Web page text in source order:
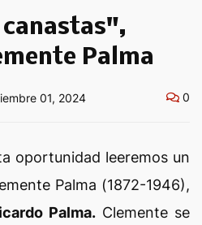
Palma
01, 2024 0
oportunidad leeremos un
Palma (1872-1946),
Palma. Clemente se